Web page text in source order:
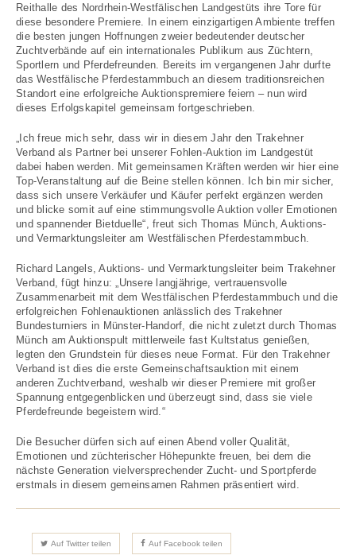
Reithalle des Nordrhein-Westfälischen Landgestüts ihre Tore für
diese besondere Premiere. In einem einzigartigen Ambiente treffen
die besten jungen Hoffnungen zweier bedeutender deutscher
Zuchtverbände auf ein internationales Publikum aus Züchtern,
Sportlern und Pferdefreunden. Bereits im vergangenen Jahr durfte
das Westfälische Pferdestammbuch an diesem traditionsreichen
Standort eine erfolgreiche Auktionspremiere feiern – nun wird
dieses Erfolgskapitel gemeinsam fortgeschrieben.
„Ich freue mich sehr, dass wir in diesem Jahr den Trakehner
Verband als Partner bei unserer Fohlen-Auktion im Landgestüt
dabei haben werden. Mit gemeinsamen Kräften werden wir hier eine
Top-Veranstaltung auf die Beine stellen können. Ich bin mir sicher,
dass sich unsere Verkäufer und Käufer perfekt ergänzen werden
und blicke somit auf eine stimmungsvolle Auktion voller Emotionen
und spannender Bietduelle“, freut sich Thomas Münch, Auktions-
und Vermarktungsleiter am Westfälischen Pferdestammbuch.
Richard Langels, Auktions- und Vermarktungsleiter beim Trakehner
Verband, fügt hinzu: „Unsere langjährige, vertrauensvolle
Zusammenarbeit mit dem Westfälischen Pferdestammbuch und die
erfolgreichen Fohlenauktionen anlässlich des Trakehner
Bundesturniers in Münster-Handorf, die nicht zuletzt durch Thomas
Münch am Auktionspult mittlerweile fast Kultstatus genießen,
legten den Grundstein für dieses neue Format. Für den Trakehner
Verband ist dies die erste Gemeinschaftsauktion mit einem
anderen Zuchtverband, weshalb wir dieser Premiere mit großer
Spannung entgegenblicken und überzeugt sind, dass sie viele
Pferdefreunde begeistern wird.“
Die Besucher dürfen sich auf einen Abend voller Qualität,
Emotionen und züchterischer Höhepunkte freuen, bei dem die
nächste Generation vielversprechender Zucht- und Sportpferde
erstmals in diesem gemeinsamen Rahmen präsentiert wird.
Auf Twitter teilen Auf Facebook teilen